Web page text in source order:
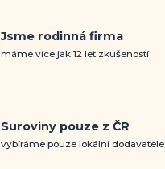
Jsme rodinná firma
máme více jak 12 let zkušeností
Suroviny pouze z ČR
vybíráme pouze lokální dodavatele